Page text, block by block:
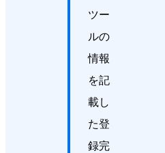
ツー
ルの
情報
を記
載し
た登
録完